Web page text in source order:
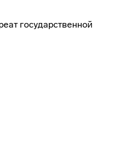
государственной